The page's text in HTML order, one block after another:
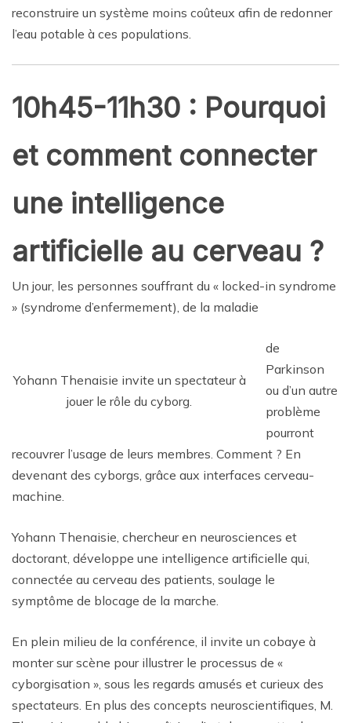
reconstruire un système moins coûteux afin de redonner
l’eau potable à ces populations.
10h45-11h30 : Pourquoi
et comment connecter
une intelligence
artificielle au cerveau ?
Un jour, les personnes souffrant du « locked-in syndrome
» (syndrome d’enfermement), de la maladie
Yohann Thenaisie invite un spectateur à
jouer le rôle du cyborg.
de
Parkinson
ou d’un autre
problème
pourront
recouvrer l’usage de leurs membres. Comment ? En
devenant des cyborgs, grâce aux interfaces cerveau-
machine.
Yohann Thenaisie, chercheur en neurosciences et
doctorant, développe une intelligence artificielle qui,
connectée au cerveau des patients, soulage le
symptôme de blocage de la marche.
En plein milieu de la conférence, il invite un cobaye à
monter sur scène pour illustrer le processus de «
cyborgisation », sous les regards amusés et curieux des
spectateurs. En plus des concepts neuroscientifiques, M.